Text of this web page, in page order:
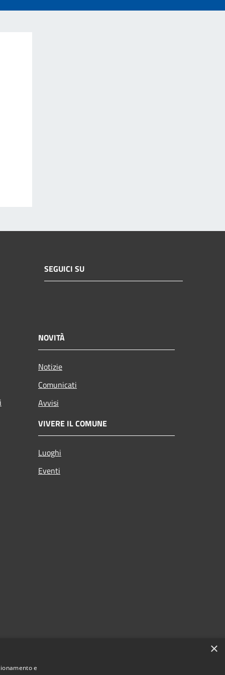
SEGUICI SU
NOVITÀ
Notizie
Comunicati
Avvisi
VIVERE IL COMUNE
Luoghi
Eventi
×
e